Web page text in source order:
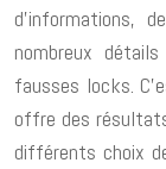
d’informations,
nombreux
fausses locks.
offre des
différents choix